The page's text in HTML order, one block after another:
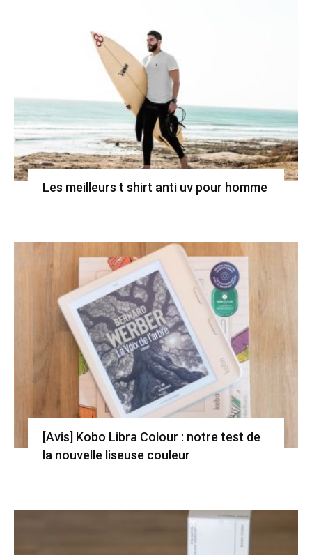
Les meilleurs t shirt anti uv pour homme
[Avis] Kobo Libra Colour : notre test de
la nouvelle liseuse couleur